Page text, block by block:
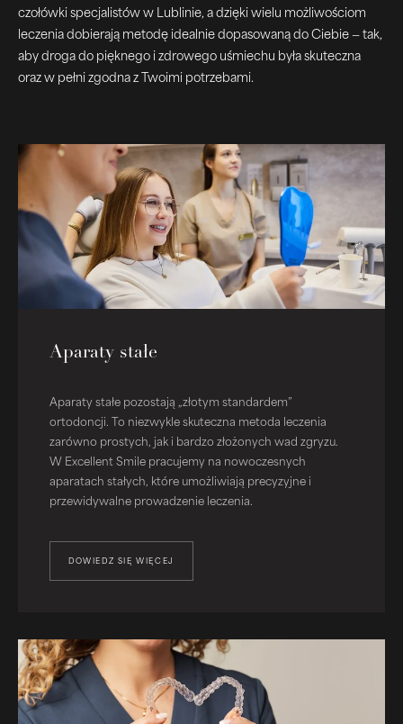
czołówki specjalistów w Lublinie, a dzięki wielu możliwościom
leczenia dobierają metodę idealnie dopasowaną do Ciebie — tak,
aby droga do pięknego i zdrowego uśmiechu była skuteczna
oraz w pełni zgodna z Twoimi potrzebami.
Aparaty stałe
Aparaty stałe pozostają „złotym standardem”
ortodoncji. To niezwykle skuteczna metoda leczenia
zarówno prostych, jak i bardzo złożonych wad zgryzu.
W Excellent Smile pracujemy na nowoczesnych
aparatach stałych, które umożliwiają precyzyjne i
przewidywalne prowadzenie leczenia.
DOWIEDZ SIĘ WIĘCEJ